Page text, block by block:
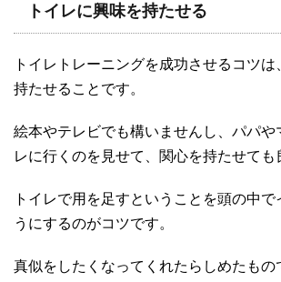
トイレに興味を持たせる
トイレトレーニングを成功させるコツ
持たせることです。
絵本やテレビでも構いませんし、パパや
レに行くのを見せて、関心を持たせても
トイレで用を足すということを頭の中で
うにするのがコツです。
真似をしたくなってくれたらしめたもの